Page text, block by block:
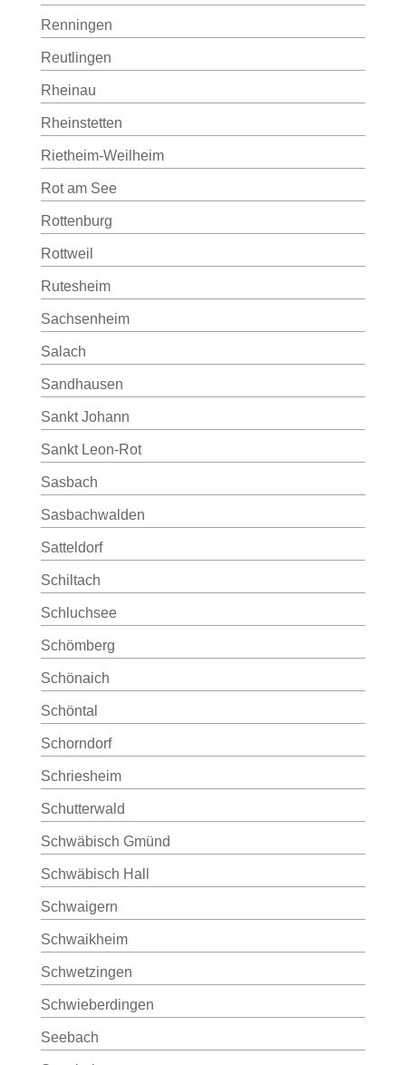
Renningen
Reutlingen
Rheinau
Rheinstetten
Rietheim-Weilheim
Rot am See
Rottenburg
Rottweil
Rutesheim
Sachsenheim
Salach
Sandhausen
Sankt Johann
Sankt Leon-Rot
Sasbach
Sasbachwalden
Satteldorf
Schiltach
Schluchsee
Schömberg
Schönaich
Schöntal
Schorndorf
Schriesheim
Schutterwald
Schwäbisch Gmünd
Schwäbisch Hall
Schwaigern
Schwaikheim
Schwetzingen
Schwieberdingen
Seebach